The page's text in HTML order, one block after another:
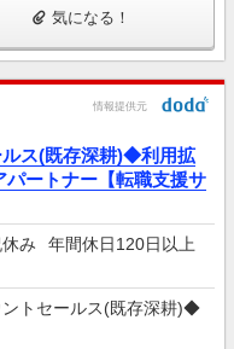
気になる！
情報提供元
ルス(既存深耕)◆利用拡
ートナー【転職支援サ
み
年間休日120日以上
ントセールス(既存深耕)◆